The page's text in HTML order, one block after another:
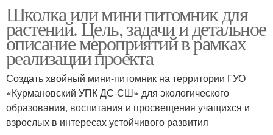
Школка или мини питомник для
растений. Цель, задачи и детальное
описание мероприятий в рамках
реализации проекта
Создать хвойный мини-питомник на территории ГУО
«Курмановский УПК ДС-СШ» для экологического
образования, воспитания и просвещения учащихся и
взрослых в интересах устойчивого развития